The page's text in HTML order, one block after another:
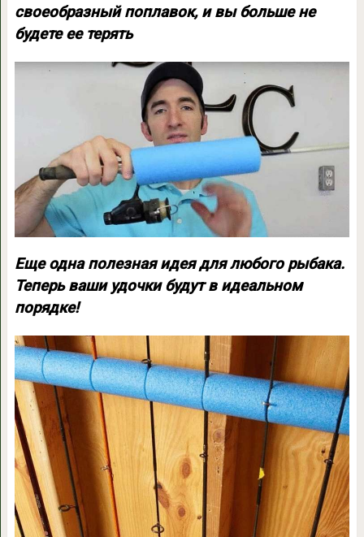
своеобразный поплавок, и вы больше не
будете ее терять
Еще одна полезная идея для любого рыбака.
Теперь ваши удочки будут в идеальном
порядке!